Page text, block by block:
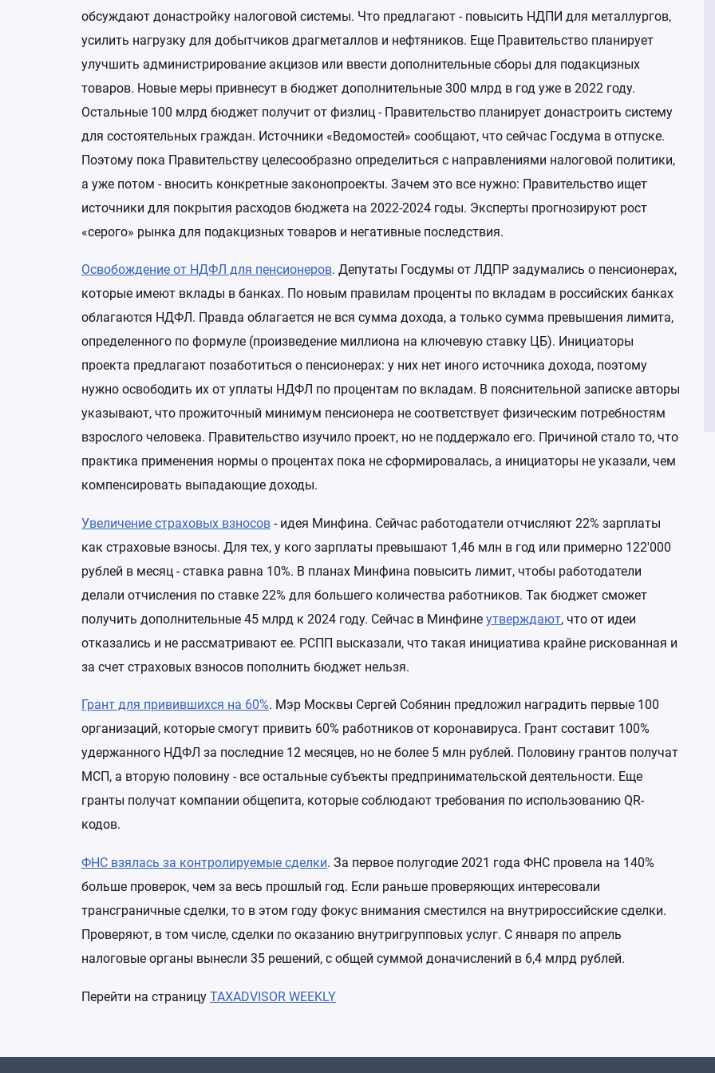
Фотогалерея
Органы
Системы
АНО
и лизинг
обсуждают донастройку налоговой системы. Что предлагают - повысить НДПИ для металлургов,
усилить нагрузку для добытчиков драгметаллов и нефтяников. Еще Правительство планирует
улучшить администрирование акцизов или ввести дополнительные сборы для подакцизных
товаров. Новые меры привнесут в бюджет дополнительные 300 млрд в год уже в 2022 году.
Остальные 100 млрд бюджет получит от физлиц - Правительство планирует донастроить систему
для состоятельных граждан. Источники «Ведомостей» сообщают, что сейчас Госдума в отпуске.
Поэтому пока Правительству целесообразно определиться с направлениями налоговой политики,
а уже потом - вносить конкретные законопроекты. Зачем это все нужно: Правительство ищет
источники для покрытия расходов бюджета на 2022-2024 годы. Эксперты прогнозируют рост
«серого» рынка для подакцизных товаров и негативные последствия.
Освобождение от НДФЛ для пенсионеров. Депутаты Госдумы от ЛДПР задумались о пенсионерах,
которые имеют вклады в банках. По новым правилам проценты по вкладам в российских банках
облагаются НДФЛ. Правда облагается не вся сумма дохода, а только сумма превышения лимита,
определенного по формуле (произведение миллиона на ключевую ставку ЦБ). Инициаторы
проекта предлагают позаботиться о пенсионерах: у них нет иного источника дохода, поэтому
нужно освободить их от уплаты НДФЛ по процентам по вкладам. В пояснительной записке авторы
указывают, что прожиточный минимум пенсионера не соответствует физическим потребностям
взрослого человека. Правительство изучило проект, но не поддержало его. Причиной стало то, что
практика применения нормы о процентах пока не сформировалась, а инициаторы не указали, чем
компенсировать выпадающие доходы.
Увеличение страховых взносов - идея Минфина. Сейчас работодатели отчисляют 22% зарплаты
как страховые взносы. Для тех, у кого зарплаты превышают 1,46 млн в год или примерно 122'000
рублей в месяц - ставка равна 10%. В планах Минфина повысить лимит, чтобы работодатели
делали отчисления по ставке 22% для большего количества работников. Так бюджет сможет
получить дополнительные 45 млрд к 2024 году. Сейчас в Минфине утверждают, что от идеи
отказались и не рассматривают ее. РСПП высказали, что такая инициатива крайне рискованная и
за счет страховых взносов пополнить бюджет нельзя.
Грант для привившихся на 60%. Мэр Москвы Сергей Собянин предложил наградить первые 100
организаций, которые смогут привить 60% работников от коронавируса. Грант составит 100%
удержанного НДФЛ за последние 12 месяцев, но не более 5 млн рублей. Половину грантов получат
МСП, а вторую половину - все остальные субъекты предпринимательской деятельности. Еще
гранты получат компании общепита, которые соблюдают требования по использованию QR-
кодов.
ФНС взялась за контролируемые сделки. За первое полугодие 2021 года ФНС провела на 140%
больше проверок, чем за весь прошлый год. Если раньше проверяющих интересовали
трансграничные сделки, то в этом году фокус внимания сместился на внутрироссийские сделки.
Проверяют, в том числе, сделки по оказанию внутригрупповых услуг. С января по апрель
налоговые органы вынесли 35 решений, с общей суммой доначислений в 6,4 млрд рублей.
Перейти на страницу TAXADVISOR WEEKLY